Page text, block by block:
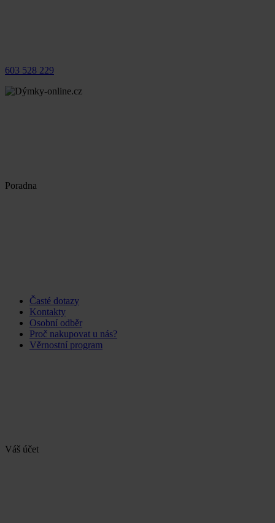
603 528 229
Poradna
Časté dotazy
Kontakty
Osobní odběr
Proč nakupovat u nás?
Věrnostní program
Váš účet